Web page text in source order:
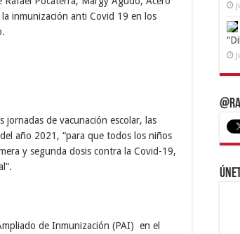
la inmunización anti Covid 19 en los
de vacunación escolar, las
año 2021, “para que todos los niños
y segunda dosis contra la Covid-19,
de Inmunización (PAI) en el